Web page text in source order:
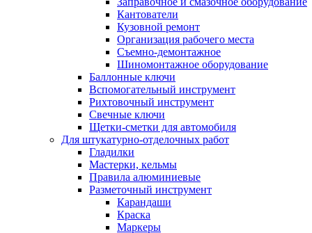
Кантователи
Кузовной ремонт
Организация рабочего места
Съемно-демонтажное
Шиномонтажное оборудование
Баллонные ключи
Вспомогательный инструмент
Рихтовочный инструмент
Свечные ключи
Щетки-сметки для автомобиля
Для штукатурно-отделочных работ
Гладилки
Мастерки, кельмы
Правила алюминиевые
Разметочный инструмент
Карандаши
Краска
Маркеры